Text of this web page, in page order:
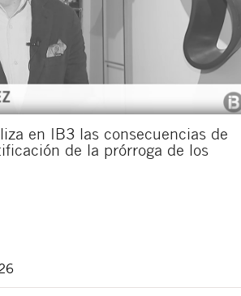
en IB3 las consecuencias de
de la prórroga de los